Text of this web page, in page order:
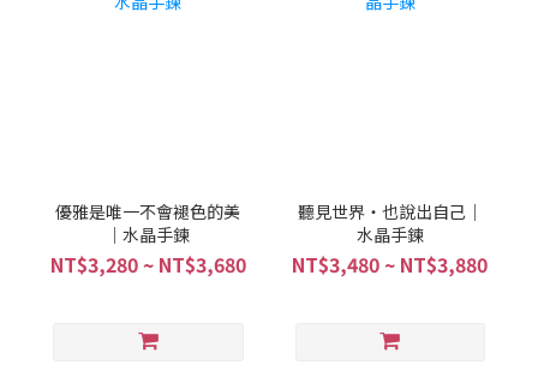
優雅是唯一不會褪色的美
｜水晶手鍊
NT$3,280 ~ NT$3,680
聽見世界・也說出自己｜
水晶手鍊
NT$3,480 ~ NT$3,880